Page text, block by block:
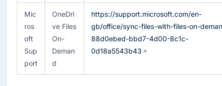
Mic
ros
oft
Sup
port
OneDri
ve Files
On-
Deman
d
https://support.microsoft.com/en-
gb/office/sync-files-with-files-on-
88d0ebed-bbd7-4d00-8c1c-
0d18a5543b43